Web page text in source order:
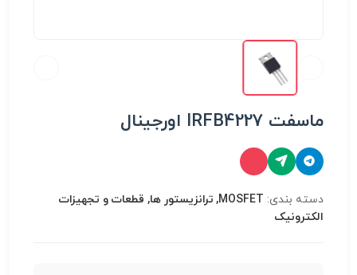
ماسفت IRFB4227 اورجینال
دسته بندی:
MOSFET, ترانزیستور ها, قطعات و تجهیزات
الکترونیک